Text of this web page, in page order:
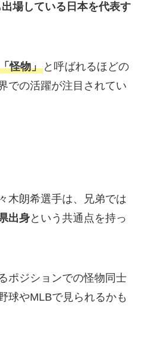
場している日本を代表す
怪物」と呼ばれるほどの
での活躍が注目されてい
木朗希選手は、兄弟では
出身という共通点を持っ
ポジションでの怪物同士
球やMLBで見られるかも